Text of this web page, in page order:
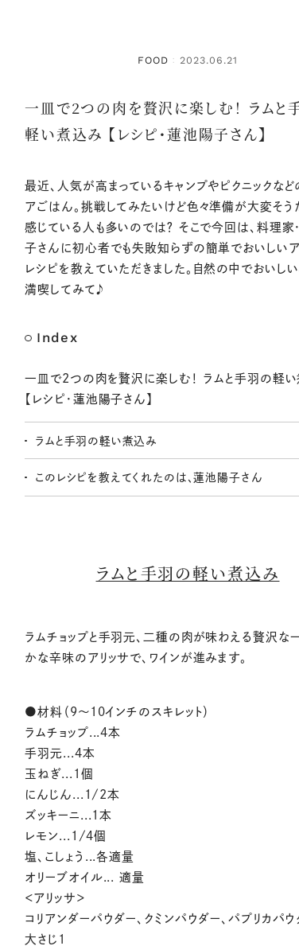
FOOD
： 2023.06.21
一皿で2つの肉を贅沢に楽しむ！ ラムと
軽い煮込み 【レシピ・蓮池陽子さん】
最近、人気が高まっているキャンプやピクニックなど
アごはん。挑戦してみたいけど色々準備が大変そう
感じている人も多いのでは？ そこで今回は、料理家
子さんに初心者でも失敗知らずの簡単でおいしいア
レシピを教えていただきました。自然の中でおいし
満喫してみて♪
Index
一皿で2つの肉を贅沢に楽しむ！ ラムと手羽の軽
【レシピ・蓮池陽子さん】
ラムと手羽の軽い煮込み
このレシピを教えてくれたのは、蓮池陽子さん
ラムと手羽の軽い煮込み
ラムチョップと手羽元、二種の肉が味わえる贅沢な
かな辛味のアリッサで、ワインが進みます。
●材料（9～10インチのスキレット）
ラムチョップ...4本
手羽元...4本
玉ねぎ...1個
にんじん...1/2本
ズッキーニ...1本
レモン...1/4個
塩、こしょう...各適量
オリーブオイル... 適量
＜アリッサ＞
コリアンダーパウダー、クミンパウダー、パプリカパ
大さじ1